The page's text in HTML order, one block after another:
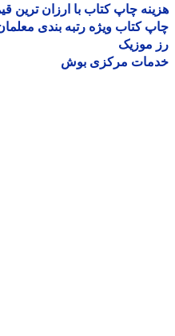
چاپ کتاب با ارزان ترین قیمت
کتاب ویژه رتبه بندی معلمان
موزیک
مرکزی بوش